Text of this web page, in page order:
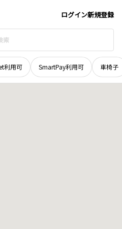
ログイン新規登録
利用可 SmartPay利用可 車椅子